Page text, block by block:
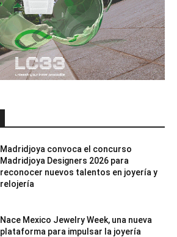
Madridjoya convoca el concurso
Madridjoya Designers 2026 para
reconocer nuevos talentos en joyería y
relojería
Nace Mexico Jewelry Week, una nueva
plataforma para impulsar la joyería